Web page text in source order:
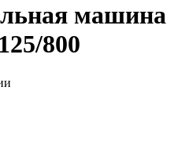
машина
800